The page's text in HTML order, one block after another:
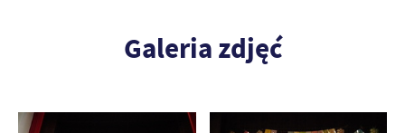
Galeria zdjęć